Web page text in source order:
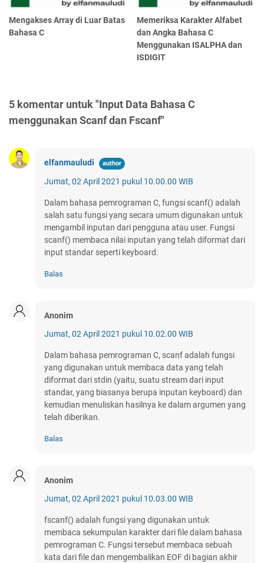
Mengakses Array di Luar Batas
Bahasa C
Memeriksa Karakter Alfabet
dan Angka Bahasa C
Menggunakan ISALPHA dan
ISDIGIT
5 komentar untuk "Input Data Bahasa C
menggunakan Scanf dan Fscanf"
elfanmauludi
Jumat, 02 April 2021 pukul 10.00.00 WIB
Dalam bahasa pemrograman C, fungsi scanf() adalah
salah satu fungsi yang secara umum digunakan untuk
mengambil inputan dari pengguna atau user. Fungsi
scanf() membaca nilai inputan yang telah diformat dari
input standar seperti keyboard.
Balas
Anonim
Jumat, 02 April 2021 pukul 10.02.00 WIB
Dalam bahasa pemrograman C, scanf adalah fungsi
yang digunakan untuk membaca data yang telah
diformat dari stdin (yaitu, suatu stream dari input
standar, yang biasanya berupa inputan keyboard) dan
kemudian menuliskan hasilnya ke dalam argumen yang
telah diberikan.
Balas
Anonim
Jumat, 02 April 2021 pukul 10.03.00 WIB
fscanf() adalah fungsi yang digunakan untuk
membaca sekumpulan karakter dari file dalam bahasa
pemrograman C. Fungsi tersebut membaca sebuah
kata dari file dan mengembalikan EOF di bagian akhir